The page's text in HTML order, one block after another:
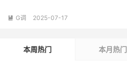
 G调 2025-07-17
本周热门 本月热门